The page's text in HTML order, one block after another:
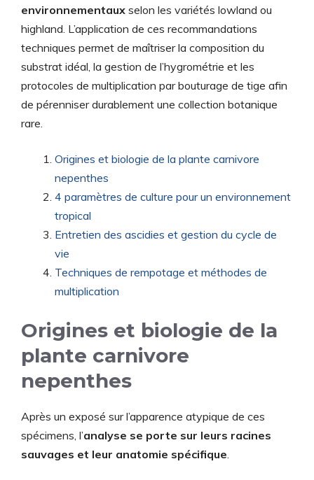
environnementaux selon les variétés lowland ou
highland. L’application de ces recommandations
techniques permet de maîtriser la composition du
substrat idéal, la gestion de l’hygrométrie et les
protocoles de multiplication par bouturage de tige afin
de pérenniser durablement une collection botanique
rare.
Origines et biologie de la plante carnivore
nepenthes
4 paramètres de culture pour un environnement
tropical
Entretien des ascidies et gestion du cycle de
vie
Techniques de rempotage et méthodes de
multiplication
Origines et biologie de la
plante carnivore
nepenthes
Après un exposé sur l’apparence atypique de ces
spécimens, l’analyse se porte sur leurs racines
sauvages et leur anatomie spécifique.